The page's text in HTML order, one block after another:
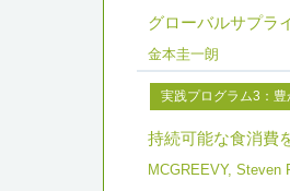
グローバルサプラ
金本圭一朗
実践プログラム3：
持続可能な食消費
MCGREEVY, Steven